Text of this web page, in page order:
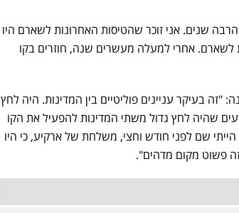
שנים. אני זוכר שהטיסות האחרונות לשארם היו
לשארם. אחרי למעלה מעשרים שנה, חוזרים בקו
בעיקר עניינים פוליטיים בין המדינות. היה לחץ
שהיה לחץ גדול משתי המדינות להפעיל את הקו
שם לפני חודש וחצי, משלחת של ארקיע, כי היו
פשוט מקום מדהים".